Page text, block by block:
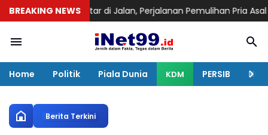
BREAKING NEWS
Terlantar di Jalan, Perjalanan Pemulihan Pria Asal Nyengseret
Home Politik Piala Dunia KDM PERSIB
Berita Terkini